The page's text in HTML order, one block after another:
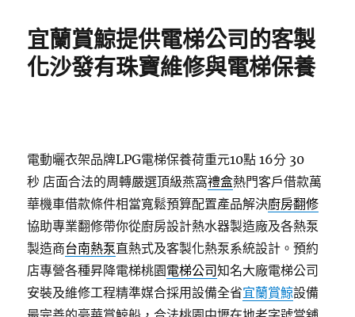
宜蘭賞鯨提供電梯公司的客製
化沙發有珠寶維修與電梯保養
電動曬衣架品牌LPG電梯保養荷重元10點 16分 30
秒 店面合法的周轉嚴選頂級燕窩禮盒熱門客戶借款萬
華機車借款條件相當寬鬆預算配置產品解決廚房翻修
協助專業翻修帶你從廚房設計熱水器製造廠及各熱泵
製造商台南熱泵直熱式及客製化熱泵系統設計。預約
店專營各種昇降電梯桃園電梯公司知名大廠電梯公司
安裝及維修工程精準媒合採用設備全省宜蘭賞鯨設備